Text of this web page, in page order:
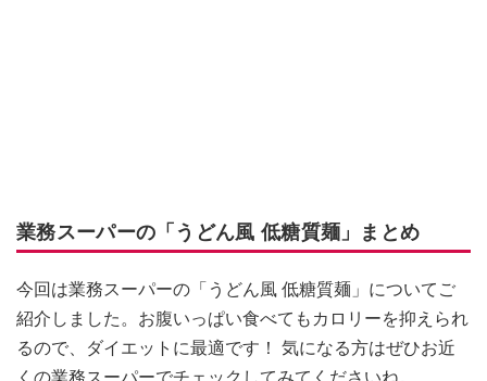
業務スーパーの「うどん風 低糖質麺」まとめ
今回は業務スーパーの「うどん風 低糖質麺」についてご
紹介しました。お腹いっぱい食べてもカロリーを抑えられ
るので、ダイエットに最適です！ 気になる方はぜひお近